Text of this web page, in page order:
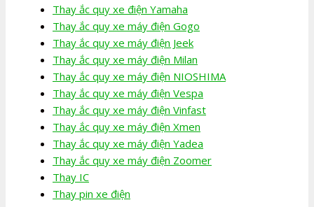
Thay ắc quy xe điện Yamaha
Thay ắc quy xe máy điện Gogo
Thay ắc quy xe máy điện Jeek
Thay ắc quy xe máy điện Milan
Thay ắc quy xe máy điện NIOSHIMA
Thay ắc quy xe máy điện Vespa
Thay ắc quy xe máy điện Vinfast
Thay ắc quy xe máy điện Xmen
Thay ắc quy xe máy điện Yadea
Thay ắc quy xe máy điện Zoomer
Thay IC
Thay pin xe điện